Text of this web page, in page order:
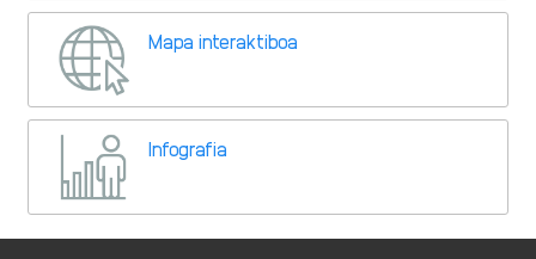
Mapa interaktiboa
Infografia